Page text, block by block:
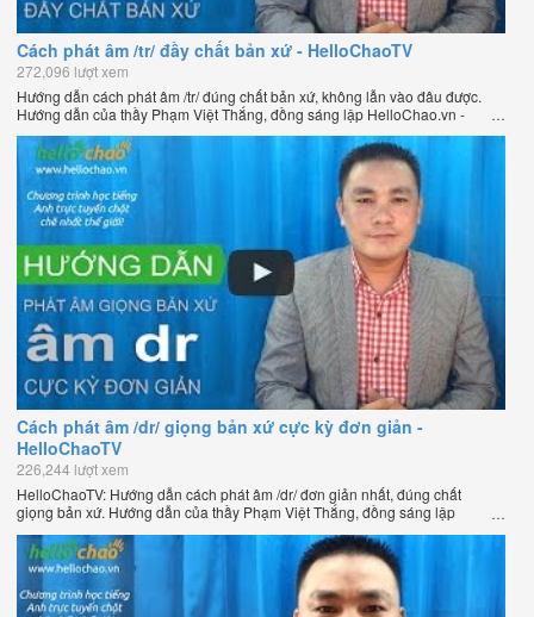
Cách phát âm /tr/ đầy chất bản xứ - HelloChaoTV
272,096 lượt xem
Hướng dẫn cách phát âm /tr/ đúng chất bản xứ, không lẫn vào đâu được.
Hướng dẫn của thầy Phạm Việt Thắng, đồng sáng lập HelloChao.vn -
Chương trình dạy tiếng Anh trực tuyến chặt chẽ nhất thế giới.
Cách phát âm /dr/ giọng bản xứ cực kỳ đơn giản -
HelloChaoTV
226,244 lượt xem
HelloChaoTV: Hướng dẫn cách phát âm /dr/ đơn giản nhất, đúng chất
giọng bản xứ. Hướng dẫn của thầy Phạm Việt Thắng, đồng sáng lập
giới.